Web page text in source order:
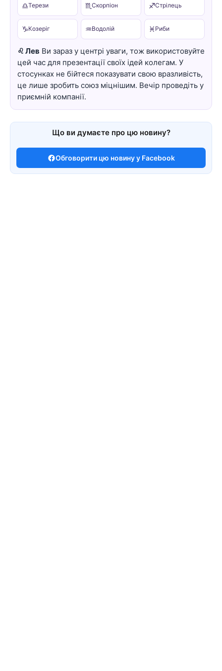
♎Терези ♏ Скорпіон ♐Стрілець
♑Козеріг ♒Водолій ♓ Риби
♌ Лев Ви зараз у центрі уваги, тож використовуйте
цей час для презентації своїх ідей колегам. У
стосунках не бійтеся показувати свою вразливість,
це лише зробить союз міцнішим. Вечір проведіть у
приємній компанії.
Що ви думаєте про цю новину?
Обговорити цю новину у Facebook